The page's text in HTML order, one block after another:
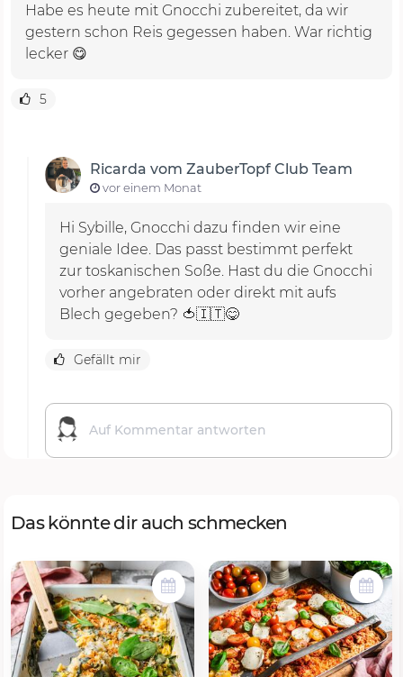
Habe es heute mit Gnocchi zubereitet, da wir
gestern schon Reis gegessen haben. War richtig
lecker 😋
5
Ricarda vom ZauberTopf Club Team
vor einem Monat
Hi Sybille, Gnocchi dazu finden wir eine
geniale Idee. Das passt bestimmt perfekt
zur toskanischen Soße. Hast du die Gnocchi
vorher angebraten oder direkt mit aufs
Blech gegeben? 🍅🇮🇹😋
Gefällt mir
Das könnte dir auch schmecken